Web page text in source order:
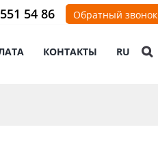
54 86 Обратный звонок
КОНТАКТЫ RU